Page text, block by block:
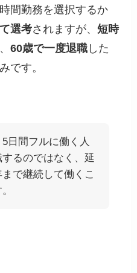
間勤務を選択するか
選考されますが、短時
60歳で一度退職 した
みです。
日間フルに働く人
るのではなく、延
で継続して働くこ